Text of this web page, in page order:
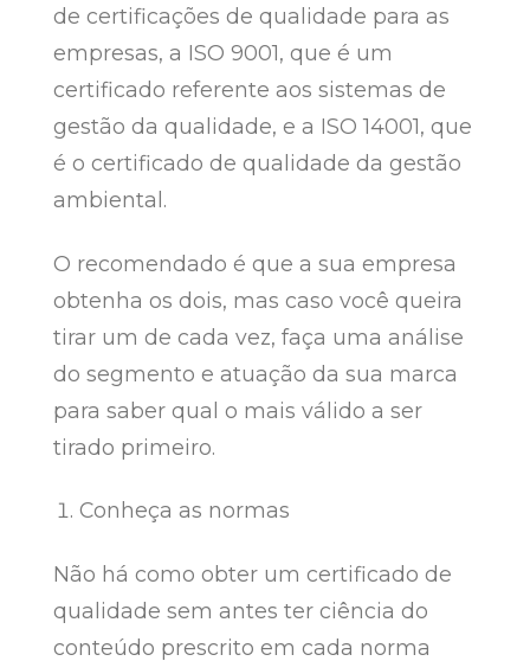
de certificações de qualidade para as
empresas, a ISO 9001, que é um
certificado referente aos sistemas de
gestão da qualidade, e a ISO 14001, que
é o certificado de qualidade da gestão
ambiental.
O recomendado é que a sua empresa
obtenha os dois, mas caso você queira
tirar um de cada vez, faça uma análise
do segmento e atuação da sua marca
para saber qual o mais válido a ser
tirado primeiro.
Conheça as normas
Não há como obter um certificado de
qualidade sem antes ter ciência do
conteúdo prescrito em cada norma